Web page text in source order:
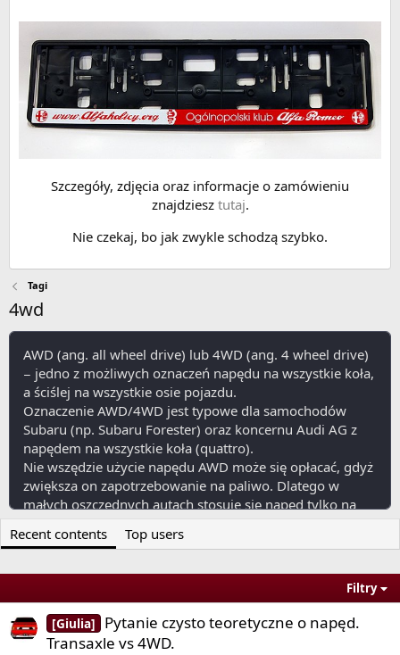
Szczegóły, zdjęcia oraz informacje o zamówieniu
znajdziesz tutaj.
Nie czekaj, bo jak zwykle schodzą szybko.
Tagi
4wd
AWD (ang. all wheel drive) lub 4WD (ang. 4 wheel drive)
− jedno z możliwych oznaczeń napędu na wszystkie koła,
a ściślej na wszystkie osie pojazdu.
Oznaczenie AWD/4WD jest typowe dla samochodów
Subaru (np. Subaru Forester) oraz koncernu Audi AG z
napędem na wszystkie koła (quattro).
Nie wszędzie użycie napędu AWD może się opłacać, gdyż
zwiększa on zapotrzebowanie na paliwo. Dlatego w
małych oszczędnych autach stosuje się napęd tylko na
używany jest w samochodach terenowych, gdzie
View More On Wikipedia.org
Recent contents Top users
Filtry
[Giulia]
Pytanie czysto teoretyczne o napęd.
Transaxle vs 4WD.